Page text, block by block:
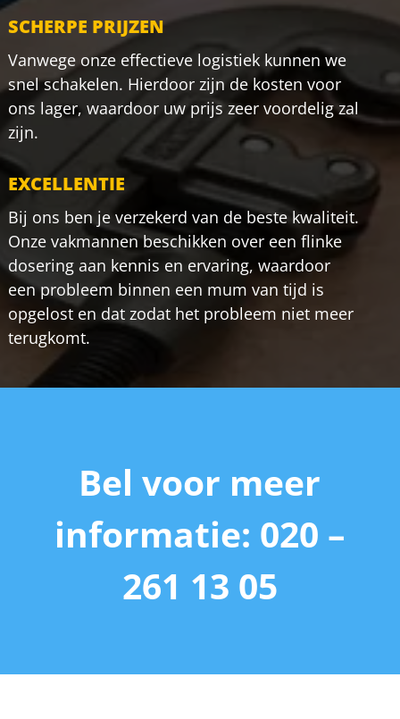
SCHERPE PRIJZEN
Vanwege onze effectieve logistiek kunnen we
snel schakelen. Hierdoor zijn de kosten voor
ons lager, waardoor uw prijs zeer voordelig zal
zijn.
EXCELLENTIE
Bij ons ben je verzekerd van de beste kwaliteit.
Onze vakmannen beschikken over een flinke
dosering aan kennis en ervaring, waardoor
een probleem binnen een mum van tijd is
opgelost en dat zodat het probleem niet meer
terugkomt.
Bel voor meer
informatie: 020 –
261 13 05